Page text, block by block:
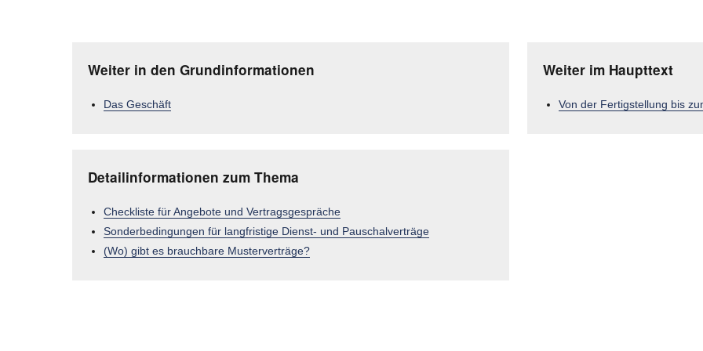
Weiter in den Grundinformationen
Das Geschäft
Weiter im Haupttext
Von der Fertigstellung bis
Detailinformationen zum Thema
Checkliste für Angebote und Vertragsgespräche
Sonderbedingungen für langfristige Dienst- und Pauschalverträge
(Wo) gibt es brauchbare Musterverträge?